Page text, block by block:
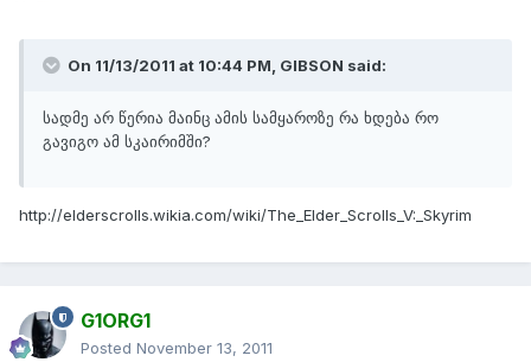
On 11/13/2011 at 10:44 PM, GIBSON said:
სადმე არ წერია მაინც ამის სამყაროზე რა ხდება რო
გავიგო ამ სკაირიმში?
http://elderscrolls.wikia.com/wiki/The_Elder_Scrolls_V:_Skyrim
G1ORG1
Posted November 13, 2011